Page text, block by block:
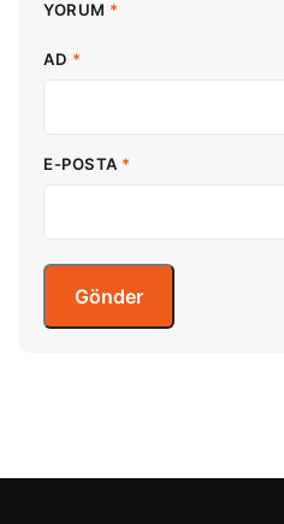
YORUM *
AD *
E-POSTA *